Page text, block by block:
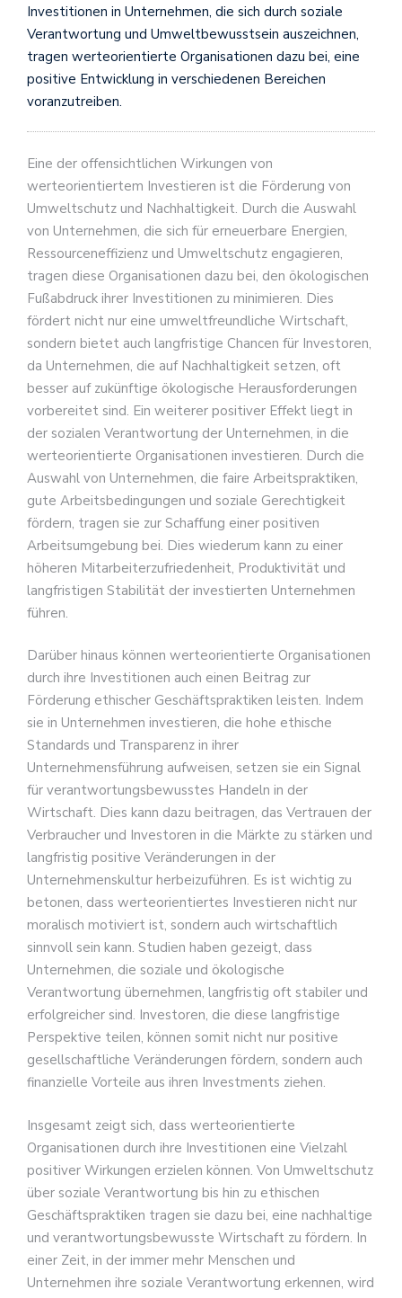
Investitionen in Unternehmen, die sich durch soziale
Verantwortung und Umweltbewusstsein auszeichnen,
tragen werteorientierte Organisationen dazu bei, eine
positive Entwicklung in verschiedenen Bereichen
voranzutreiben.
Eine der offensichtlichen Wirkungen von
werteorientiertem Investieren ist die Förderung von
Umweltschutz und Nachhaltigkeit. Durch die Auswahl
von Unternehmen, die sich für erneuerbare Energien,
Ressourceneffizienz und Umweltschutz engagieren,
tragen diese Organisationen dazu bei, den ökologischen
Fußabdruck ihrer Investitionen zu minimieren. Dies
fördert nicht nur eine umweltfreundliche Wirtschaft,
sondern bietet auch langfristige Chancen für Investoren,
da Unternehmen, die auf Nachhaltigkeit setzen, oft
besser auf zukünftige ökologische Herausforderungen
vorbereitet sind. Ein weiterer positiver Effekt liegt in
der sozialen Verantwortung der Unternehmen, in die
werteorientierte Organisationen investieren. Durch die
Auswahl von Unternehmen, die faire Arbeitspraktiken,
gute Arbeitsbedingungen und soziale Gerechtigkeit
fördern, tragen sie zur Schaffung einer positiven
Arbeitsumgebung bei. Dies wiederum kann zu einer
höheren Mitarbeiterzufriedenheit, Produktivität und
langfristigen Stabilität der investierten Unternehmen
führen.
Darüber hinaus können werteorientierte Organisationen
durch ihre Investitionen auch einen Beitrag zur
Förderung ethischer Geschäftspraktiken leisten. Indem
sie in Unternehmen investieren, die hohe ethische
Standards und Transparenz in ihrer
Unternehmensführung aufweisen, setzen sie ein Signal
für verantwortungsbewusstes Handeln in der
Wirtschaft. Dies kann dazu beitragen, das Vertrauen der
Verbraucher und Investoren in die Märkte zu stärken und
langfristig positive Veränderungen in der
Unternehmenskultur herbeizuführen. Es ist wichtig zu
betonen, dass werteorientiertes Investieren nicht nur
moralisch motiviert ist, sondern auch wirtschaftlich
sinnvoll sein kann. Studien haben gezeigt, dass
Unternehmen, die soziale und ökologische
Verantwortung übernehmen, langfristig oft stabiler und
erfolgreicher sind. Investoren, die diese langfristige
Perspektive teilen, können somit nicht nur positive
gesellschaftliche Veränderungen fördern, sondern auch
finanzielle Vorteile aus ihren Investments ziehen.
Insgesamt zeigt sich, dass werteorientierte
Organisationen durch ihre Investitionen eine Vielzahl
positiver Wirkungen erzielen können. Von Umweltschutz
über soziale Verantwortung bis hin zu ethischen
Geschäftspraktiken tragen sie dazu bei, eine nachhaltige
und verantwortungsbewusste Wirtschaft zu fördern. In
einer Zeit, in der immer mehr Menschen und
Unternehmen ihre soziale Verantwortung erkennen, wird